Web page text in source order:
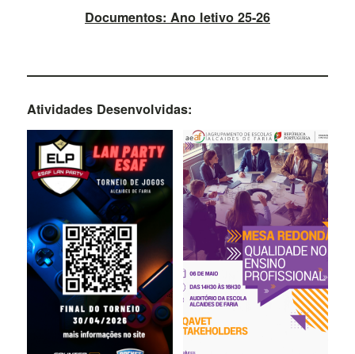
Documentos: Ano letivo 25-26
Atividades Desenvolvidas: